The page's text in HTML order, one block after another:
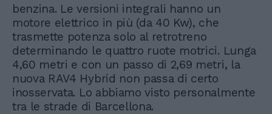
benzina. Le versioni integrali hanno un
motore elettrico in più (da 40 Kw), che
trasmette potenza solo al retrotreno
determinando le quattro ruote motrici. Lunga
4,60 metri e con un passo di 2,69 metri, la
nuova RAV4 Hybrid non passa di certo
inosservata. Lo abbiamo visto personalmente
tra le strade di Barcellona.